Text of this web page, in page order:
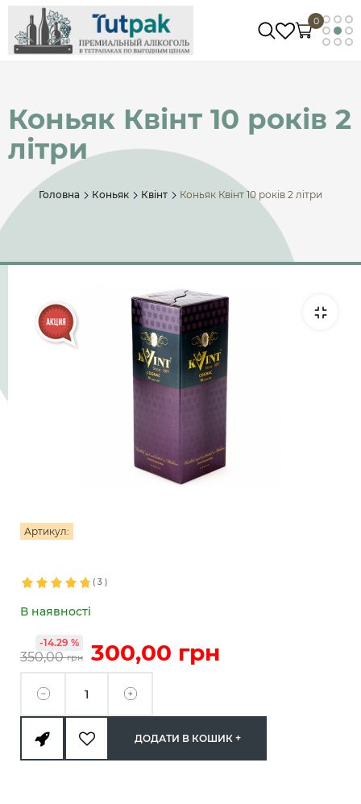
0
Коньяк Квінт 10 років 2
літри
Головна Коньяк Квінт Коньяк Квінт 10 років 2 літри
Артикул:
( 3 )
В наявності
350,00 грн
-14.29 % 300,00 грн
ДОДАТИ В КОШИК +